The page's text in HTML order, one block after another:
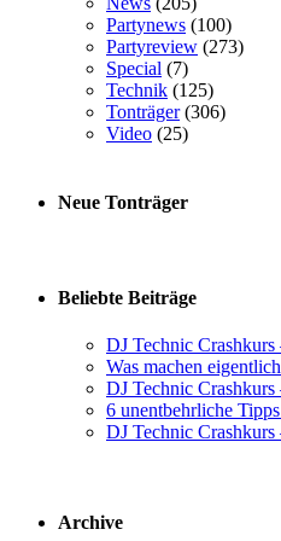
Partynews (100)
Partyreview (273)
Special (7)
Technik (125)
Tonträger(306)
Video (25)
Neue Tonträger
Beliebte Beiträge
DJ Technic
Was machen
DJ Technic
6 unentbehrliche
DJ Technic
Archive